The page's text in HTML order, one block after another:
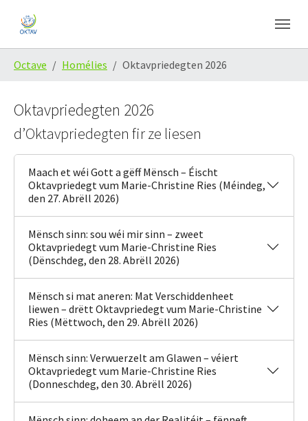
Octave Homélies Oktavpriedegten 2026
Oktavpriedegten 2026
d’Oktavpriedegten fir ze liesen
Maach et wéi Gott a gëff Mënsch – Éischt
Oktavpriedegt vum Marie-Christine Ries (Méindeg,
den 27. Abrëll 2026)
Mënsch sinn: sou wéi mir sinn – zweet
Oktavpriedegt vum Marie-Christine Ries
(Dënschdeg, den 28. Abrëll 2026)
Mënsch si mat aneren: Mat Verschiddenheet
liewen – drëtt Oktavpriedegt vum Marie-Christine
Ries (Mëttwoch, den 29. Abrëll 2026)
Mënsch sinn: Verwuerzelt am Glawen – véiert
Oktavpriedegt vum Marie-Christine Ries
(Donneschdeg, den 30. Abrëll 2026)